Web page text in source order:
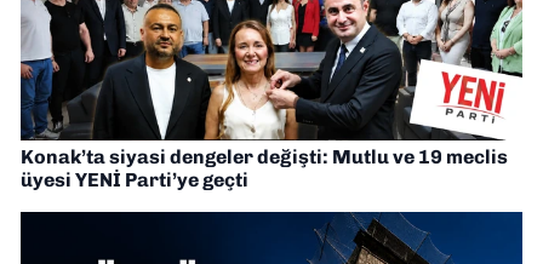
Konak’ta siyasi dengeler değişti: Mutlu ve 19 meclis
üyesi YENİ Parti’ye geçti